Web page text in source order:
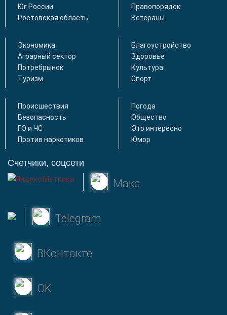
Юг России
Ростовская область
Правопорядок
Ветераны
Экономика
Аграрный сектор
Потребрынок
Туризм
Благоустройство
Здоровье
Культура
Спорт
Происшествия
Безопасность
ГО и ЧС
Против наркотиков
Погода
Общество
Это интересно
Юмор
Счетчики, соцсети
Макс
Telegram
ВКонтакте
OK